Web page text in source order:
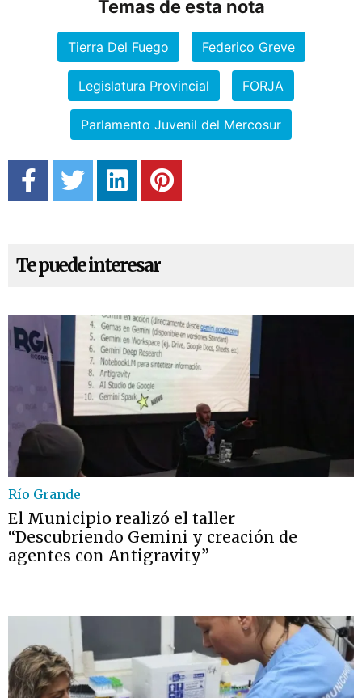
Temas de esta nota
Tierra Del Fuego Federico Greve
Legislatura Provincial FORJA
Parlamento Juvenil del Mercosur
Te puede interesar
Río Grande
El Municipio realizó el taller
“Descubriendo Gemini y creación de
agentes con Antigravity”